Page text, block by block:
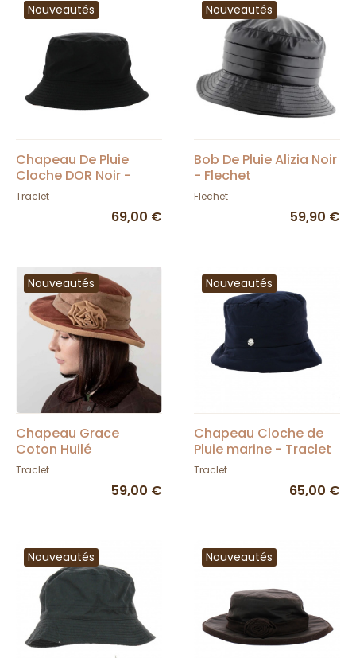
Nouveautés
Chapeau De Pluie
Cloche DOR Noir -
Traclet
Traclet
69,00 €
Nouveautés
Bob De Pluie Alizia Noir
- Flechet
Flechet
59,90 €
Nouveautés
Chapeau Grace
Coton Huilé
Imperméable -
Traclet
59,00 €
Nouveautés
Chapeau Cloche de
Pluie marine - Traclet
Traclet
65,00 €
Nouveautés Nouveautés